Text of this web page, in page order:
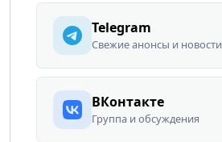
Telegram
Свежие анонсы и новости
ВКонтакте
Группа и обсуждения